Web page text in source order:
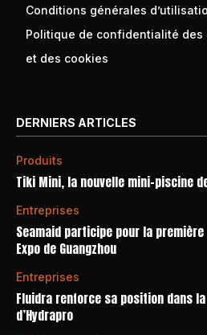
Conditions générales
Politique de confidentialité des
et des cookies
DERNIERS ARTICLES
Produits
Tiki Mini, la nouvelle mini-piscine
Entreprises
Seamaid participe pour la première
Expo de Guangzhou
Entreprises
Fluidra renforce sa position dans
d’Hydrapro